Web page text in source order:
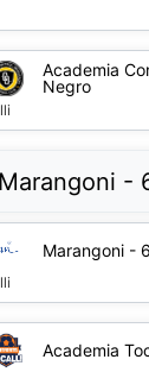
Academia
Negro
Marangoni -
Marangoni -
Academia